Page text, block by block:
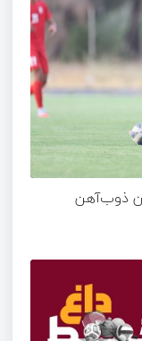
ذوب‌آهن